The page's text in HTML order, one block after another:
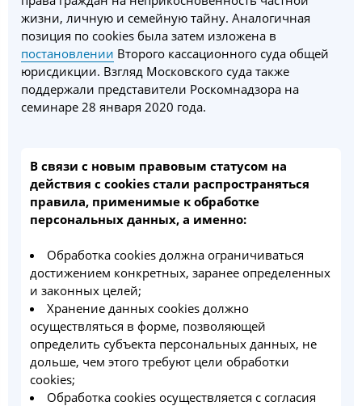
жизни, личную и семейную тайну. Аналогичная
позиция по cookies была затем изложена в
постановлении Второго кассационного суда общей
юрисдикции. Взгляд Московского суда также
поддержали представители Роскомнадзора на
семинаре 28 января 2020 года.
В связи с новым правовым статусом на
действия с cookies стали распространяться
правила, применимые к обработке
персональных данных, а именно:
Обработка cookies должна ограничиваться
достижением конкретных, заранее определенных
и законных целей;
Хранение данных cookies должно
осуществляться в форме, позволяющей
определить субъекта персональных данных, не
дольше, чем этого требуют цели обработки
cookies;
Обработка cookies осуществляется с согласия